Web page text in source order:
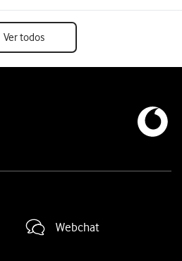
Ver todos
Webchat